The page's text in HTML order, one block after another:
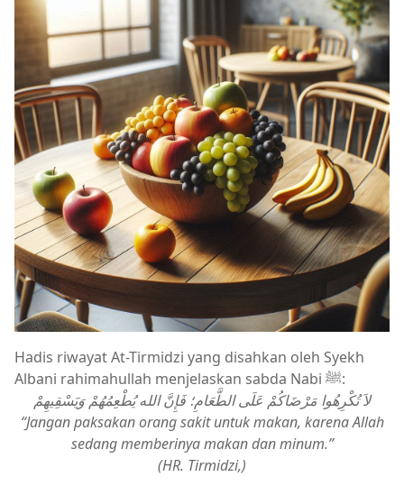
Hadis riwayat At-Tirmidzi yang disahkan oleh Syekh
Albani rahimahullah menjelaskan sabda Nabi ﷺ:
لاَ تُكْرِهُوا مَرْضَاكُمْ عَلَى الطَّعَامِ؛ فَإِنَّ الله يُطْعِمُهُمْ وَيَسْقِيهِمْ
“Jangan paksakan orang sakit untuk makan, karena Allah
sedang memberinya makan dan minum.”
(HR. Tirmidzi,)